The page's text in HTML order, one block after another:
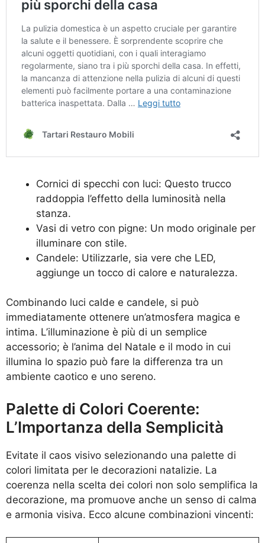
Cornici di specchi con luci: Questo trucco
raddoppia l’effetto della luminosità nella
stanza.
Vasi di vetro con pigne: Un modo originale per
illuminare con stile.
Candele: Utilizzarle, sia vere che LED,
aggiunge un tocco di calore e naturalezza.
Combinando luci calde e candele, si può
immediatamente ottenere un’atmosfera magica e
intima. L’illuminazione è più di un semplice
accessorio; è l’anima del Natale e il modo in cui
illumina lo spazio può fare la differenza tra un
ambiente caotico e uno sereno.
Palette di Colori Coerente:
L’Importanza della Semplicità
Evitate il caos visivo selezionando una palette di
colori limitata per le decorazioni natalizie. La
coerenza nella scelta dei colori non solo semplifica la
decorazione, ma promuove anche un senso di calma
e armonia visiva. Ecco alcune combinazioni vincenti: